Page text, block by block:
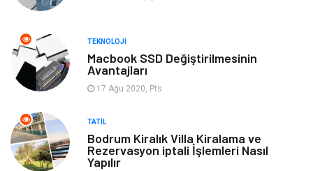
Turizm Spor Malzemeleri
Hediyelik Eşya
oyun alanları
Blogroll
TEKNOLOJI
Macbook SSD Değiştirilmesinin
Avantajları
17 Ağu 2020, Pts
TATIL
Bodrum Kiralık Villa Kiralama ve
Rezervasyon iptali İşlemleri Nasıl
Yapılır